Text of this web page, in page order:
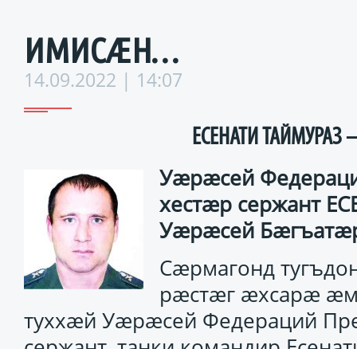
ИМИСÆН…
14.09.2022 | 14:07
ЕСЕНАТИ ТАЙМУРАЗ
Уæрæсей
хестæр сержант
Уæрæсей
Сæрмагонд
рæстæг æхсарæ
туххæй Уæрæсей Федераций